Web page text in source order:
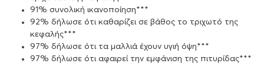
91% συνολική ικανοποίηση***
92% δήλωσε ότι καθαρίζει σε βάθος το τριχωτό της
κεφαλής***
97% δήλωσε ότι τα μαλλιά έχουν υγιή όψη***
97% δήλωσε ότι αφαιρεί την εμφάνιση της πιτυρίδας***